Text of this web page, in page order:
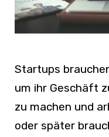
Startups
um ihr Geschäft
zu machen und
oder später